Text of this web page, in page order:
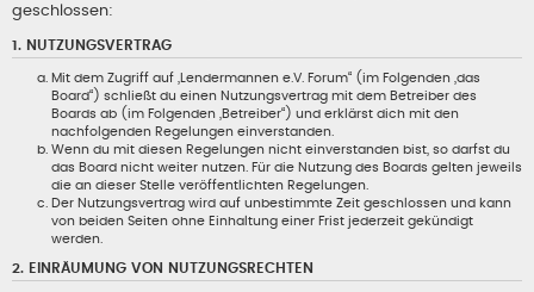
geschlossen:
1. NUTZUNGSVERTRAG
Mit dem Zugriff auf „Lendermannen e.V. Forum“ (im Folgenden „das
Board“) schließt du einen Nutzungsvertrag mit dem Betreiber des
Boards ab (im Folgenden „Betreiber“) und erklärst dich mit den
nachfolgenden Regelungen einverstanden.
Wenn du mit diesen Regelungen nicht einverstanden bist, so darfst du
das Board nicht weiter nutzen. Für die Nutzung des Boards gelten jeweils
die an dieser Stelle veröffentlichten Regelungen.
Der Nutzungsvertrag wird auf unbestimmte Zeit geschlossen und kann
von beiden Seiten ohne Einhaltung einer Frist jederzeit gekündigt
werden.
2. EINRÄUMUNG VON NUTZUNGSRECHTEN